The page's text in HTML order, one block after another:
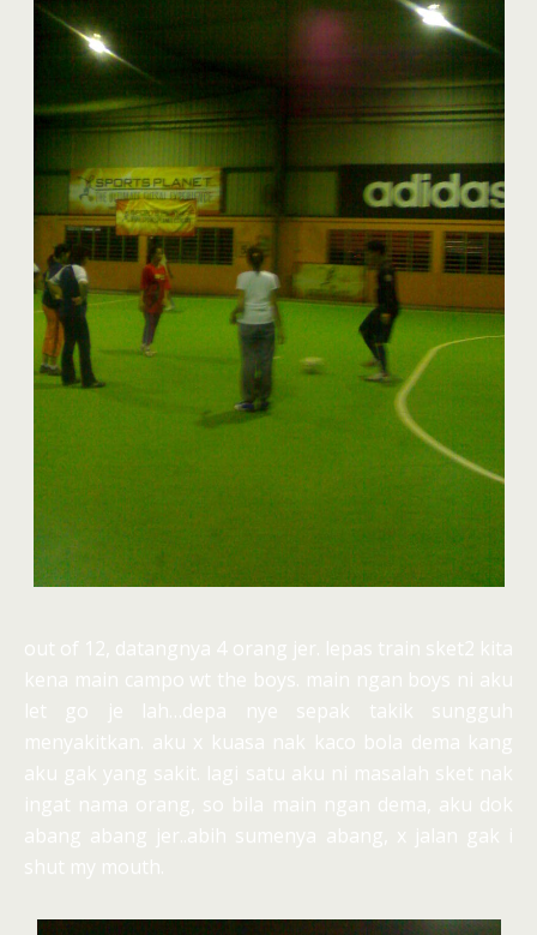
out of 12, datangnya 4 orang jer. lepas train sket2 kita
kena main campo wt the boys. main ngan boys ni aku
let go je lah…depa nye sepak takik sungguh
menyakitkan. aku x kuasa nak kaco bola dema kang
aku gak yang sakit. lagi satu aku ni masalah sket nak
ingat nama orang, so bila main ngan dema, aku dok
abang abang jer..abih sumenya abang, x jalan gak i
shut my mouth.